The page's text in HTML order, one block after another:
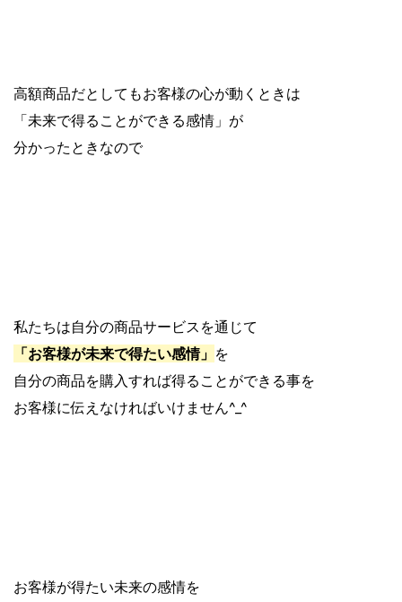
高額商品だとしてもお客様の心が動くときは
「未来で得ることができる感情」が
分かったときなので
私たちは自分の商品サービスを通じて
「お客様が未来で得たい感情」 を
自分の商品を購入すれば得ることができる事を
お客様に伝えなければいけません^_^
お客様が得たい未来の感情を